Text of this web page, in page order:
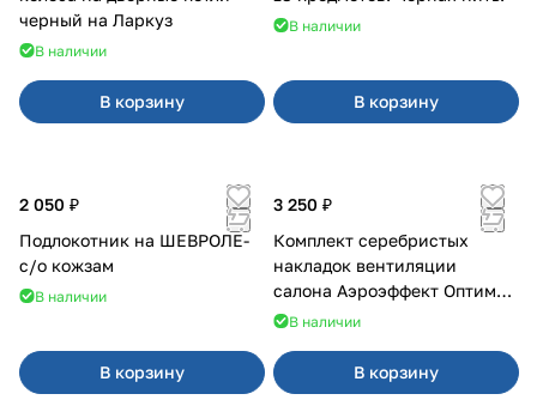
черный на Ларкуз
В наличии
В корзину
В наличии
В корзину
2 050 ₽
Подлокотник на ШЕВРОЛЕ-
с/о кожзам
В наличии
В корзину
3 250 ₽
Комплект серебристых
накладок вентиляции
салона Аэроэффект Оптимал
на 4х4
В наличии
В корзину